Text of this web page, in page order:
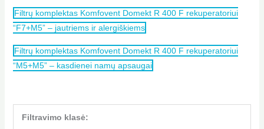
Filtrų komplektas Komfovent Domekt R 400 F rekuperatoriui
“F7+M5” – jautriems ir alergiškiems
Filtrų komplektas Komfovent Domekt R 400 F rekuperatoriui
“M5+M5” – kasdienei namų apsaugai
Filtravimo klasė: